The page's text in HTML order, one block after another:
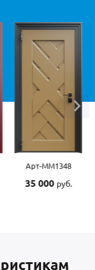
Арт-ММ1348
35 000руб.